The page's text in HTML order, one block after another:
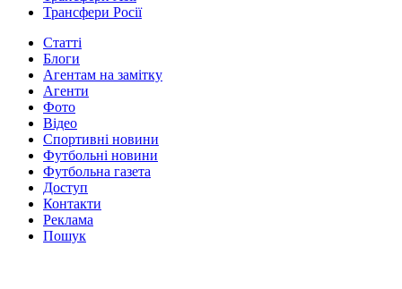
Трансфери Росії
Статті
Блоги
Агентам на замітку
Агенти
Фото
Відео
Спортивні новини
Футбольні новини
Футбольна газета
Доступ
Контакти
Реклама
Пошук